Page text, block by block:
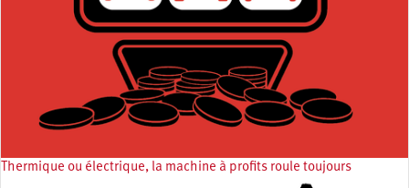
Thermique ou électrique, la machine à profits roule toujours